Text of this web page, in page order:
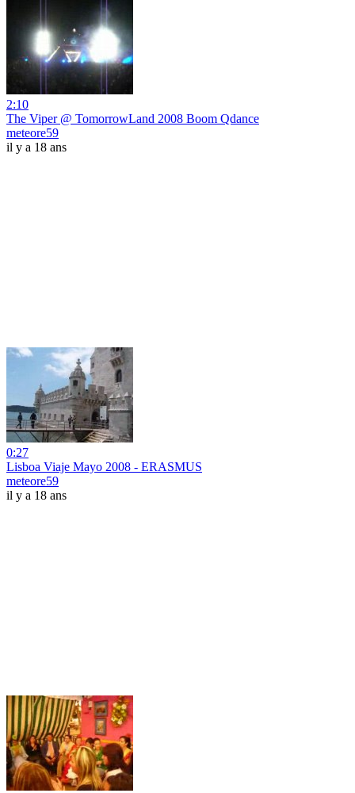
2:10
The Viper @ TomorrowLand 2008 Boom Qdance
meteore59
il y a 18 ans
0:27
Lisboa Viaje Mayo 2008 - ERASMUS
meteore59
il y a 18 ans